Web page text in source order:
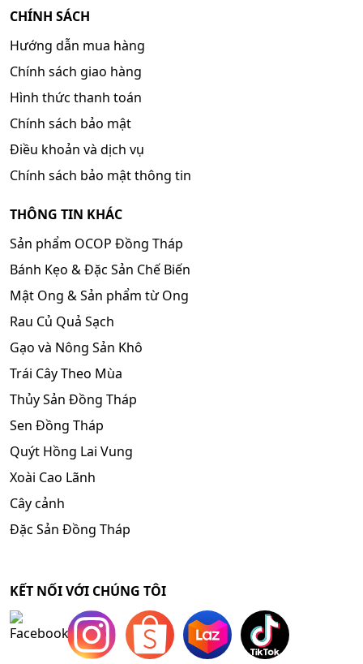
CHÍNH SÁCH
Hướng dẫn mua hàng
Chính sách giao hàng
Hình thức thanh toán
Chính sách bảo mật
Điều khoản và dịch vụ
Chính sách bảo mật thông tin
THÔNG TIN KHÁC
Sản phẩm OCOP Đồng Tháp
Bánh Kẹo & Đặc Sản Chế Biến
Mật Ong & Sản phẩm từ Ong
Rau Củ Quả Sạch
Gạo và Nông Sản Khô
Trái Cây Theo Mùa
Thủy Sản Đồng Tháp
Sen Đồng Tháp
Quýt Hồng Lai Vung
Xoài Cao Lãnh
Cây cảnh
Đặc Sản Đồng Tháp
KẾT NỐI VỚI CHÚNG TÔI